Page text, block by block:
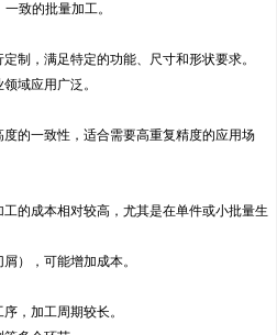
致的批量加工。
制，满足特定的功能、尺寸和形状要求。
域应用广泛。
的一致性，适合需要高重复精度的应用场
的成本相对较高，尤其是在单件或小批量生
），可能增加成本。
，加工周期较长。